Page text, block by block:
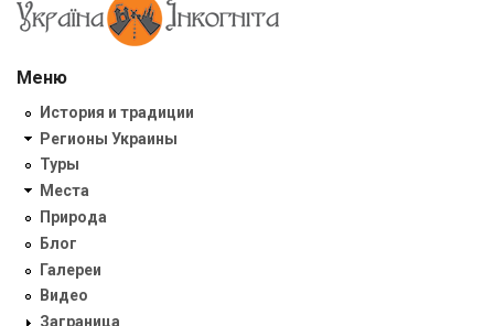
Меню
История и традиции
Регионы Украины
Туры
Места
Природа
Блог
Галереи
Видео
Заграница